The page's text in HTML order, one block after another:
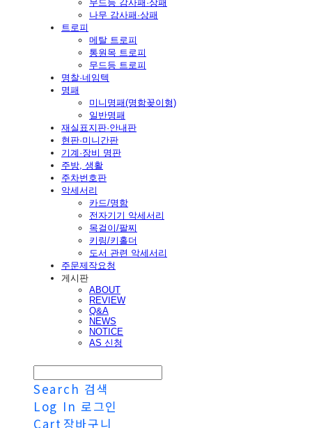
무드등 감사패·상패
나무 감사패·상패
트로피
메탈 트로피
통원목 트로피
무드등 트로피
명찰·네임텍
명패
미니명패(명함꽂이형)
일반명패
재실표지판·안내판
현판·미니간판
기계·장비 명판
주방, 생활
주차번호판
악세서리
카드/명함
전자기기 악세서리
목걸이/팔찌
키링/키홀더
도서 관련 악세서리
주문제작요청
게시판
ABOUT
REVIEW
Q&A
NEWS
NOTICE
AS 신청
Search 검색
Log In 로그인
Cart 장바구니